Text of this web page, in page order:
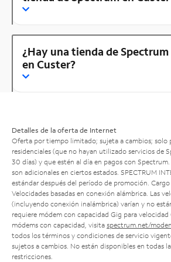
¿Hay una tienda de Spectrum
en Custer?
Detalles de la oferta de Internet
Oferta por tiempo limitado; sujeta a cambios; solo
residenciales (que no hayan utilizado servicios de
30 días) y que estén al día en pagos con
son adicionales en ciertos estados. SPECTRUM
estándar después del período de promoción.
Velocidades basadas en conexión alámbrica. Las
(incluyendo conexión inalámbrica) varían y no
requiere módem con capacidad Gig para velocidad
módems con capacidad, visita spectrum.net/
todos los términos y condiciones de servicio
sujetos a cambios. No están disponibles en todas
restricciones.